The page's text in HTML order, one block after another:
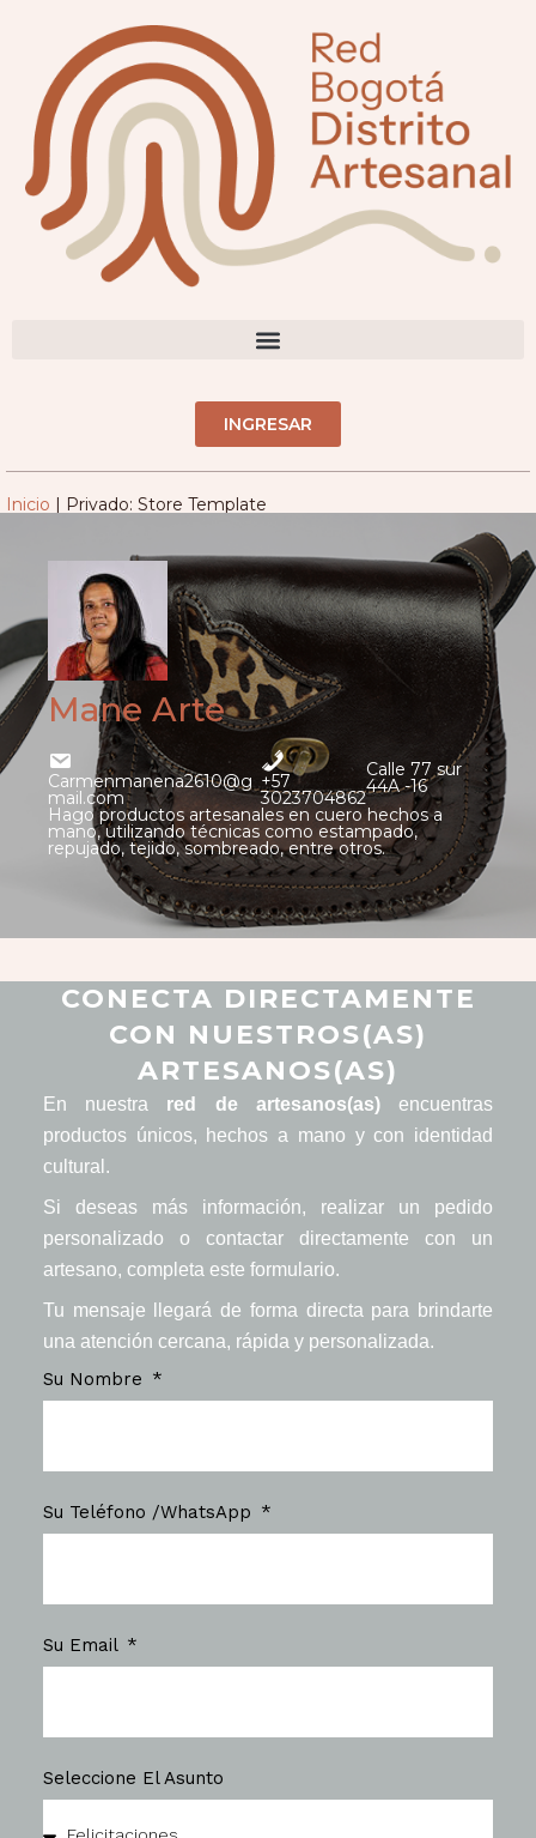
INGRESAR
Inicio | Privado: Store Template
Mane Arte
Carmenmanena2610@g
mail.com
+57
3023704862
Calle 77 sur
44A -16
Hago productos artesanales en cuero hechos a
mano, utilizando técnicas como estampado,
repujado, tejido, sombreado, entre otros.
CONECTA DIRECTAMENTE
CON NUESTROS(AS)
ARTESANOS(AS)
En nuestra red de artesanos(as)encuentras
productos únicos, hechos a mano y con identidad
cultural.
Si deseas más información, realizar un pedido
personalizado o contactar directamente con un
artesano, completa este formulario.
Tu mensaje llegará de forma directa para brindarte
una atención cercana, rápida y personalizada.
Su Nombre
Su Teléfono /WhatsApp
Su Email
Seleccione El Asunto